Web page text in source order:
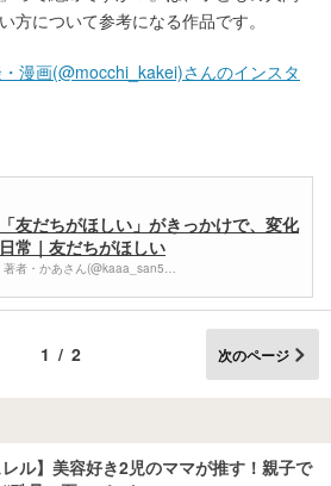
方について参考になる作品です。
漫画(@mocchi_kakei)さんのインスタ
友だちがほしい」がきっかけで、変化
常｜友だちがほしい
著者・かあさん(@kaaa_san5…
1/2 次のページ
レル】美容好き2児のママが推す！親子で